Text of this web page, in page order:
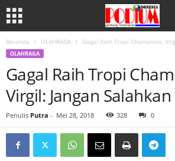
Beranda OLAHRAGA Gagal Raih Tropi Champions,
OLAHRAGA
Gagal Raih Tropi
Virgil: Jangan
Penulis Putra - Mei 28, 2018 328 0